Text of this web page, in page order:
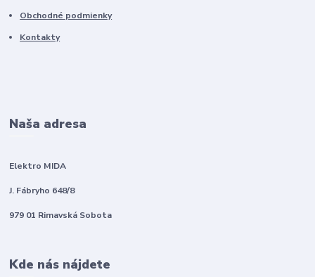
Obchodné podmienky
Kontakty
Naša adresa
Elektro MIDA
J. Fábryho 648/8
979 01 Rimavská Sobota
Kde nás nájdete